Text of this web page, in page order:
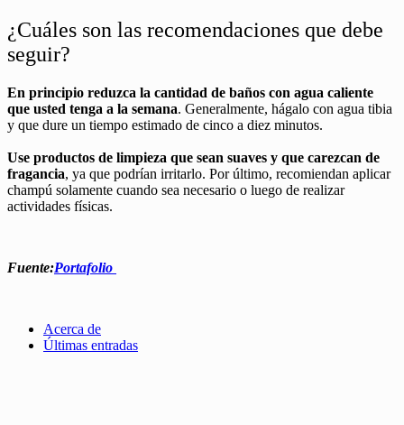
¿Cuáles son las recomendaciones que debe
seguir?
En principio reduzca la cantidad de baños con agua caliente
que usted tenga a la semana. Generalmente, hágalo con agua tibia
y que dure un tiempo estimado de cinco a diez minutos.
Use productos de limpieza que sean suaves y que carezcan de
fragancia, ya que podrían irritarlo. Por último, recomiendan aplicar
champú solamente cuando sea necesario o luego de realizar
actividades físicas.
Fuente:Portafolio
Acerca de
Últimas entradas